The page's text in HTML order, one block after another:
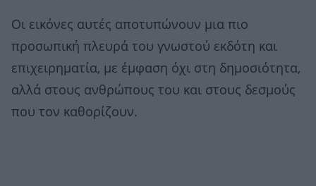
Οι εικόνες αυτές αποτυπώνουν μια πιο
προσωπική πλευρά του γνωστού εκδότη και
επιχειρηματία, με έμφαση όχι στη δημοσιότητα,
αλλά στους ανθρώπους του και στους δεσμούς
που τον καθορίζουν.